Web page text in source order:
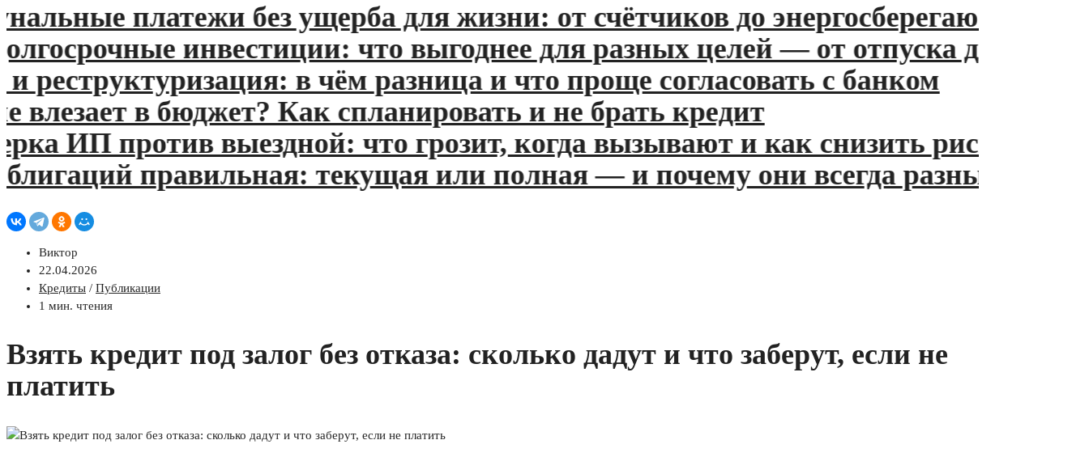
платежи без ущерба для жизни: от счётчиков до энергосберегающих ламп
инвестиции: что выгоднее для разных целей — от отпуска до пенсии
в чём разница и что проще согласовать с банком
в бюджет? Как спланировать и не брать кредит
ИП против выездной: что грозит, когда вызывают и как снизить риски
правильная: текущая или полная — и почему они всегда разные
Виктор
22.04.2026
Кредиты / Публикации
1 мин. чтения
Взять кредит под залог без отказа: сколько дадут и что заберут, если не
платить